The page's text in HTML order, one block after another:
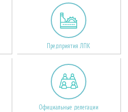
Предприятия ЛПК
Официальные делегации